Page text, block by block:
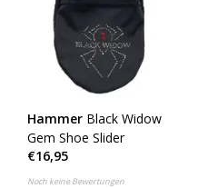
Hammer Black Widow
Gem Shoe Slider
€16,95
Noch keine Bewertungen